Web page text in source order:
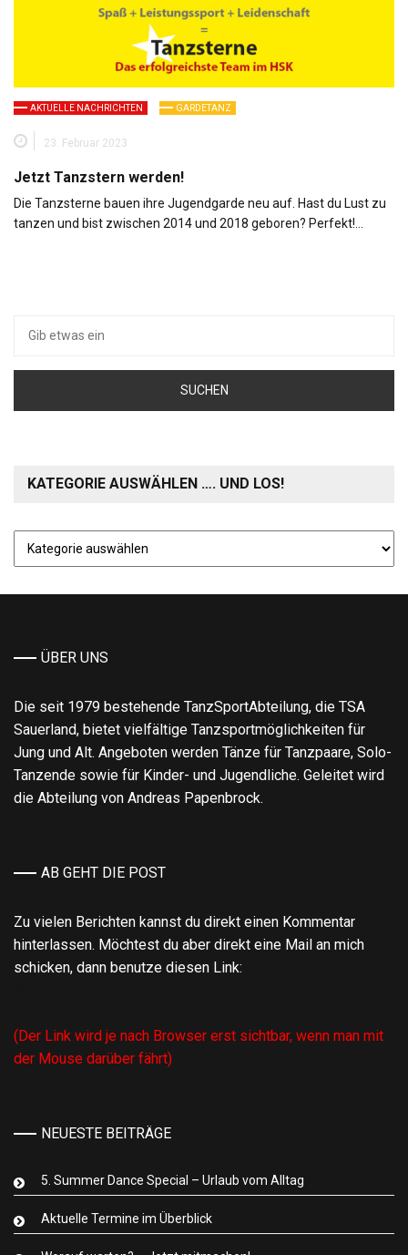
AKTUELLE NACHRICHTEN GARDETANZ
23. Februar 2023
Jetzt Tanzstern werden!
Die Tanzsterne bauen ihre Jugendgarde neu auf. Hast du Lust zu
tanzen und bist zwischen 2014 und 2018 geboren? Perfekt!…
nach:
KATEGORIE AUSWÄHLEN …. UND LOS!
auswählen
und
ÜBER UNS
Die seit 1979 bestehende TanzSportAbteilung, die TSA
Sauerland, bietet vielfältige Tanzsportmöglichkeiten für
Jung und Alt. Angeboten werden Tänze für Tanzpaare, Solo-
Tanzende sowie für Kinder- und Jugendliche. Geleitet wird
die Abteilung von Andreas Papenbrock.
AB GEHT DIE POST
Zu vielen Berichten kannst du direkt einen Kommentar
hinterlassen. Möchtest du aber direkt eine Mail an mich
schicken, dann benutze diesen Link:
(Der Link wird je nach Browser erst sichtbar, wenn man mit
der Mouse darüber fährt)
NEUESTE BEITRÄGE
5. Summer Dance Special – Urlaub vom Alltag
Aktuelle Termine im Überblick